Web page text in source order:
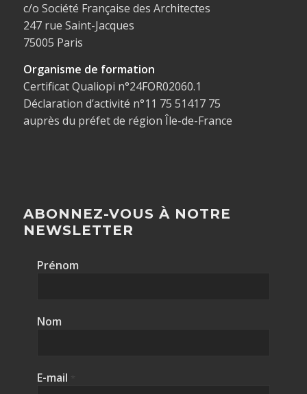
c/o Société Française des Architectes
247 rue Saint-Jacques
75005 Paris
Organisme de formation
Certificat Qualiopi n°24FOR02060.1
Déclaration d’activité n°11 75 51417 75
auprès du préfet de région Île-de-France
ABONNEZ-VOUS À NOTRE
NEWSLETTER
Prénom
Nom
E-mail